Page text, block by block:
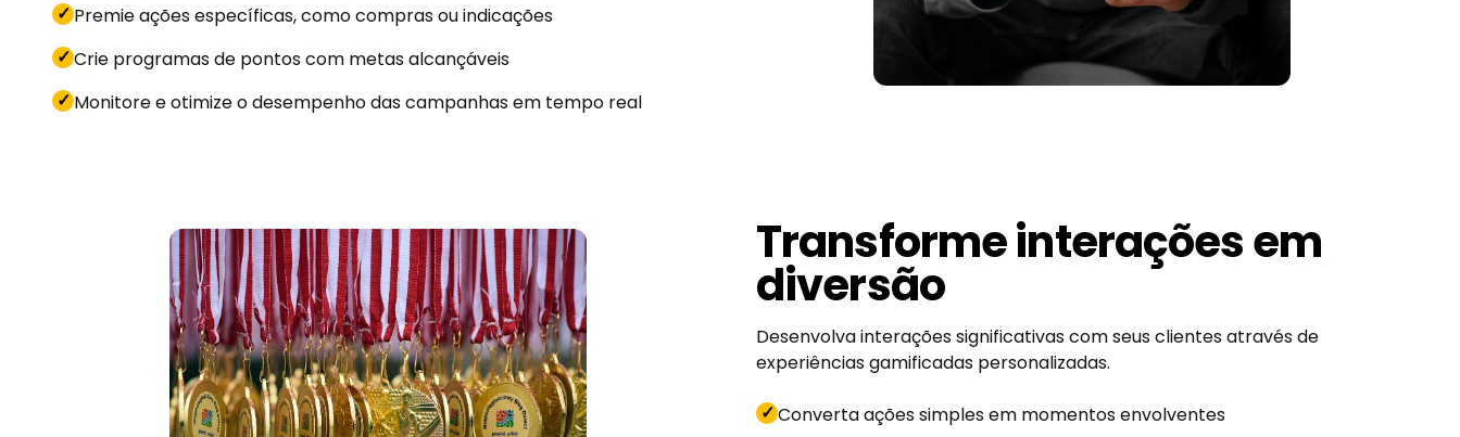
✓Premie ações específicas, como compras ou indicações
✓Crie programas de pontos com metas alcançáveis
✓Monitore e otimize o desempenho das campanhas em tempo real
Transforme interações em
diversão
Desenvolva interações significativas com seus clientes através de
experiências gamificadas personalizadas.
✓Converta ações simples em momentos envolventes